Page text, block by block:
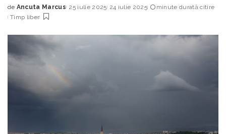
Posted
by
de Ancuta Marcus 25 iulie 2025 24 iulie 2025
minute durată citire
Timp liber